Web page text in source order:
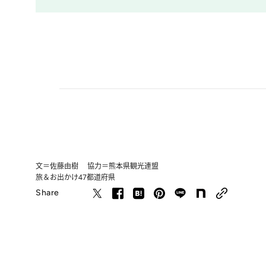
文＝佐藤由樹 協力＝熊本県観光連盟
旅＆お出かけ47都道府県
Share